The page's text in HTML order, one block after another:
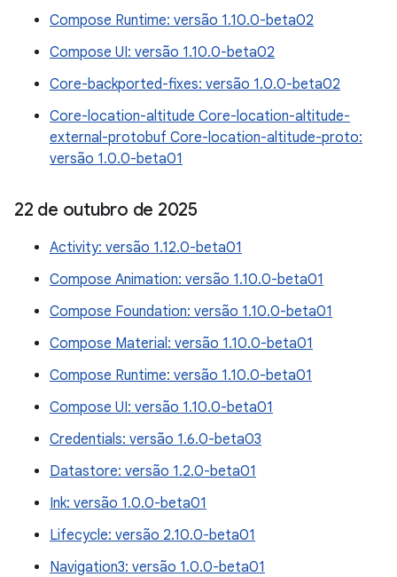
Compose Runtime: versão 1.10.0-beta02
Compose UI: versão 1.10.0-beta02
Core-backported-fixes: versão 1.0.0-beta02
Core-location-altitude Core-location-altitude-
external-protobuf Core-location-altitude-proto:
versão 1.0.0-beta01
22 de outubro de 2025
Activity: versão 1.12.0-beta01
Compose Animation: versão 1.10.0-beta01
Compose Foundation: versão 1.10.0-beta01
Compose Material: versão 1.10.0-beta01
Compose Runtime: versão 1.10.0-beta01
Compose UI: versão 1.10.0-beta01
Credentials: versão 1.6.0-beta03
Datastore: versão 1.2.0-beta01
Ink: versão 1.0.0-beta01
Lifecycle: versão 2.10.0-beta01
Navigation3: versão 1.0.0-beta01